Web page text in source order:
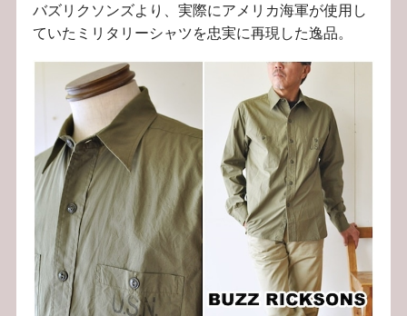
バズリクソンズより、実際にアメリカ海軍が使用し
ていたミリタリーシャツを忠実に再現した逸品。